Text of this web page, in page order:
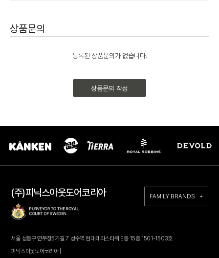
상품문의
등록된 상품문의가 없습니다.
상품문의 작성
(주)피닉스아웃도어코리아 FAMILY BRANDS +
서울 성동구 연무장5가길 7 성수역 현대테라스타워 E동 15층 1501-1503호
피닉스아웃도어코리아 |